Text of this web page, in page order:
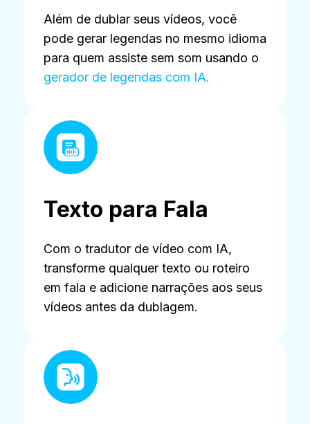
Além de dublar seus vídeos, você
pode gerar legendas no mesmo idioma
para quem assiste sem som usando o
gerador de legendas com IA.
Texto para Fala
Com o tradutor de vídeo com IA,
transforme qualquer texto ou roteiro
em fala e adicione narrações aos seus
vídeos antes da dublagem.